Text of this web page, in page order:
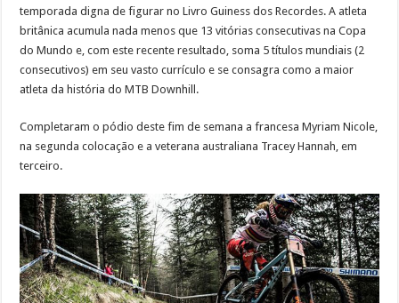
temporada digna de figurar no Livro Guiness dos Recordes. A atleta
britânica acumula nada menos que 13 vitórias consecutivas na Copa
do Mundo e, com este recente resultado, soma 5 títulos mundiais (2
consecutivos) em seu vasto currículo e se consagra como a maior
atleta da história do MTB Downhill.
Completaram o pódio deste fim de semana a francesa Myriam Nicole,
na segunda colocação e a veterana australiana Tracey Hannah, em
terceiro.